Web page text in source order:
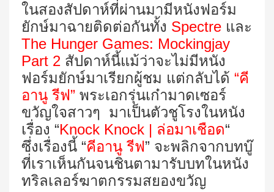
ในสองสัปดาห์ที่ผ่านมามีหนังฟอร์ม
ยักษ์มาฉายติดต่อกันทั้ง Spectre และ
The Hunger Games: Mockingjay
Part 2 สัปดาห์นี้แม้ว่าจะไม่มีหนัง
ฟอร์มยักษ์มาเรียกผู้ชม แต่กลับได้ “คี
อานู รีฟ” พระเอกรุ่นเก๋ามาดเซอร์
ขวัญใจสาวๆ มาเป็นตัวชูโรงในหนัง
เรื่อง “Knock Knock | ล่อมาเชือด“
ซึ่งเรื่องนี้ “คีอานู รีฟ” จะพลิกจากบทบู๊
ที่เราเห็นกันจนชินตามารับบทในหนัง
ทริลเลอร์ฆาตกรรมสยองขวัญ